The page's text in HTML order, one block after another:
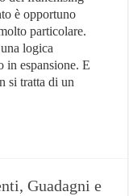
è opportuno
particolare.
logica
in espansione. E
si tratta di un
Guadagni e